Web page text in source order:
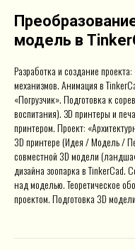
модель в
Разработка и создание
механизмов. Анимация в
«Погрузчик». Подготовка к
воспитания). ЗD принтеры и
принтером. Проект:
3D принтере (Идея / Модель /
совместной 3D модели
дизайна зоопарка в TinkerCad.
над моделью. Теоретическое
проектом. Подготовка 3D